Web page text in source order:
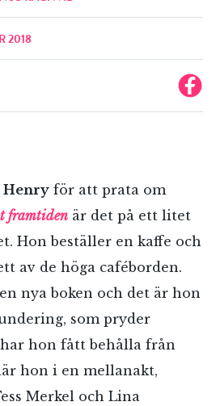
2018
Henry för att prata om
framtiden är det på ett litet
Hon beställer en kaffe och
av de höga caféborden.
nya boken och det är hon
som pryder
hon fått behålla från
hon i en mellanakt,
Merkel och Lina